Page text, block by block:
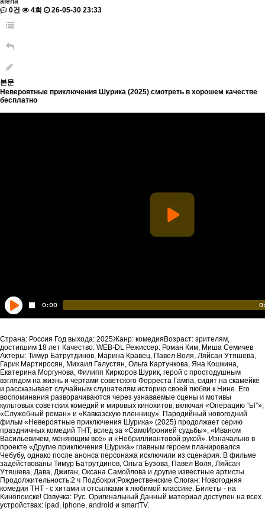
0건
4회 26-05-30 23:33
본문
Невероятные приключения Шурика (2025) смотреть в хорошем качестве
бесплатно
Страна: Россия Год выхода: 2025Жанр: комедияВозраст: зрителям,
достигшим 18 лет Качество: WEB-DL Режиссер: Роман Ким, Миша Семичев
Актеры: Тимур Батрутдинов, Марина Кравец, Павел Воля, Ляйсан Утяшева,
Гарик Мартиросян, Михаил Галустян, Ольга Картункова, Яна Кошкина,
Екатерина Моргунова, Филипп Киркоров Шурик, герой с простодушным
взглядом на жизнь и чертами советского Форреста Гампа, сидит на скамейке
и рассказывает случайным слушателям историю своей любви к Нине. Его
воспоминания разворачиваются через узнаваемые сцены и мотивы
культовых советских комедий и мировых кинохитов, включая «Операцию “Ы”»,
«Служебный роман» и «Кавказскую пленницу». Пародийный новогодний
фильм «Невероятные приключения Шурика» (2025) продолжает серию
праздничных комедий ТНТ, вслед за «СамоИронией судьбы», «Иваном
Васильевичем, меняющим всё» и «Небриллиантовой рукой». Изначально в
проекте «Другие приключения Шурика» главным героем планировался
Чебубу, однако после анонса персонажа исключили из сценария. В фильме
задействованы Тимур Батрутдинов, Ольга Бузова, Павел Воля, Ляйсан
Утяшева, Дава, Джиган, Оксана Самойлова и другие известные артисты.
Продолжительность:2 ч Подбокри:Рождественские Слоган: Новогодняя
комедия ТНТ - с хитами и отсылками к любимой классике. Билеты - на
Кинопоиске! Озвучка: Рус. Оригинальный Данный материал доступен на всех
устройствах: ipad, iphone, android и smartTV.